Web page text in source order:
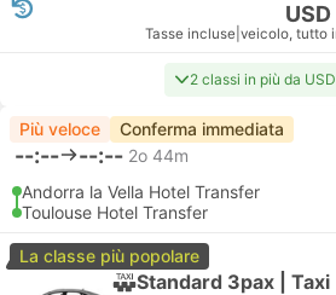
Tasse incluse veicolo, tutto
2 classi in più da
Più veloce Conferma immediata
--:-- --:-- 2o 44m
Andorra la Vella Hotel Transfer
Toulouse Hotel Transfer
La classe più popolare
Standard 3pax | Taxi